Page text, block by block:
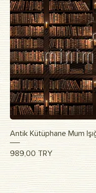
Быстрый
Antik Kütüphane Mum
Цена
989,00 TRY